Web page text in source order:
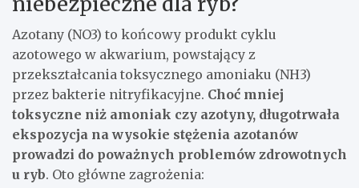
Azotany (NO3) to końcowy produkt cyklu
azotowego w akwarium, powstający z
przekształcania toksycznego amoniaku (NH3)
przez bakterie nitryfikacyjne. Choć mniej
toksyczne niż amoniak czy azotyny, długotrwała
ekspozycja na wysokie stężenia azotanów
prowadzi do poważnych problemów zdrowotnych
u ryb. Oto główne zagrożenia: